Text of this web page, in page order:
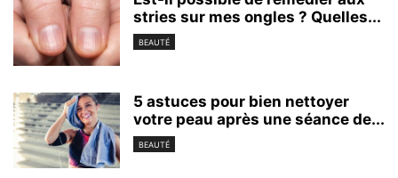
stries sur mes ongles ? Quelles...
BEAUTÉ
5 astuces pour bien nettoyer
votre peau après une séance de...
BEAUTÉ